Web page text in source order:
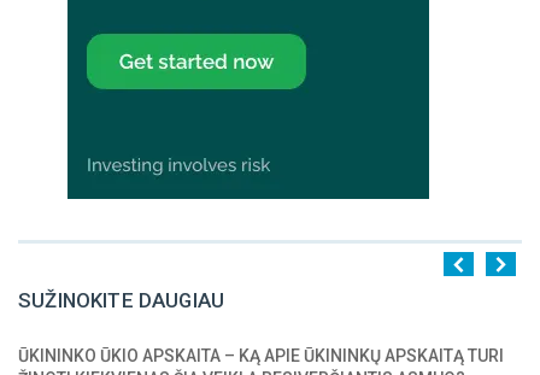
SUŽINOKITE DAUGIAU
1 2 3 4 5
ŪKININKO ŪKIO APSKAITA – KĄ APIE ŪKININKŲ APSKAITĄ TURI